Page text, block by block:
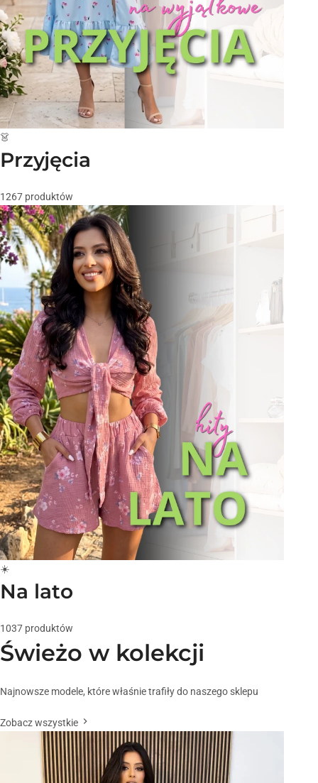
👗
Przyjęcia
1267 produktów
☀️
Na lato
1037 produktów
Świeżo w kolekcji
Najnowsze modele, które właśnie trafiły do naszego sklepu
Zobacz wszystkie